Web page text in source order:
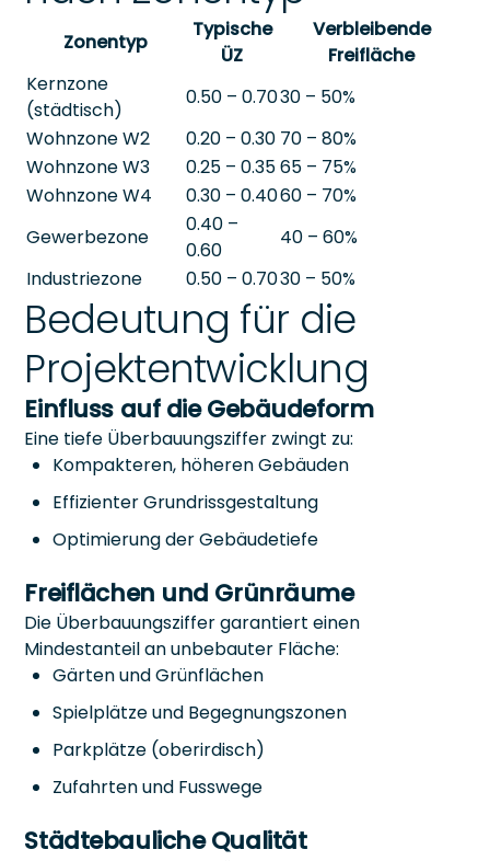
Zonentyp
Typische
ÜZ
Verbleibende
Freifläche
Kernzone
(städtisch)
0.50 – 0.7030 – 50%
Wohnzone W2
0.20 – 0.30 70 – 80%
Wohnzone W3
0.25 – 0.3565 – 75%
Wohnzone W4
0.30 – 0.4060 – 70%
Gewerbezone
0.40 –
0.60
40 – 60%
Industriezone
0.50 – 0.7030 – 50%
Bedeutung für die
Projektentwicklung
Einfluss auf die Gebäudeform
Eine tiefe Überbauungsziffer zwingt zu:
Kompakteren, höheren Gebäuden
Effizienter Grundrissgestaltung
Optimierung der Gebäudetiefe
Freiflächen und Grünräume
Die Überbauungsziffer garantiert einen
Mindestanteil an unbebauter Fläche:
Gärten und Grünflächen
Spielplätze und Begegnungszonen
Parkplätze (oberirdisch)
Zufahrten und Fusswege
Städtebauliche Qualität